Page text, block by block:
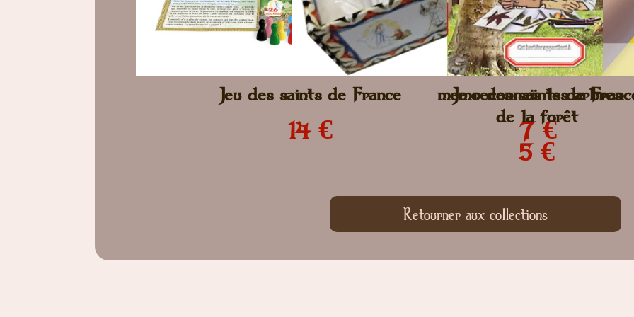
Jeu des saints de France
14 €
memo des saints de
7 €
Je reconnais les arbres
de la forêt
5 €
Retourner aux collections